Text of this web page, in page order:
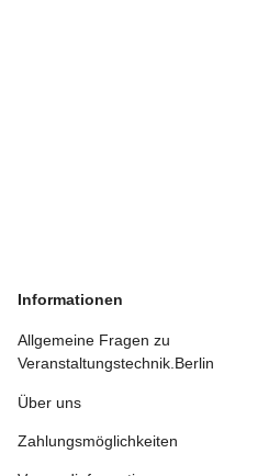
Informationen
Allgemeine Fragen zu
Veranstaltungstechnik.Berlin
Über uns
Zahlungsmöglichkeiten